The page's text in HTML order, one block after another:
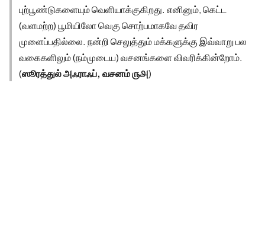
புற்பூண்டுகளையும் வெளியாக்குகிறது. எனினும், கெட்ட
(வளமற்ற) பூமியிலோ வெகு சொற்பமாகவே தவிர
முளைப்பதில்லை. நன்றி செலுத்தும் மக்களுக்கு இவ்வாறு பல
வகைகளிலும் (நம்முடைய) வசனங்களை விவரிக்கின்றோம்.
(ஸூரத்துல் அஃராஃப், வசனம் ௫௮)